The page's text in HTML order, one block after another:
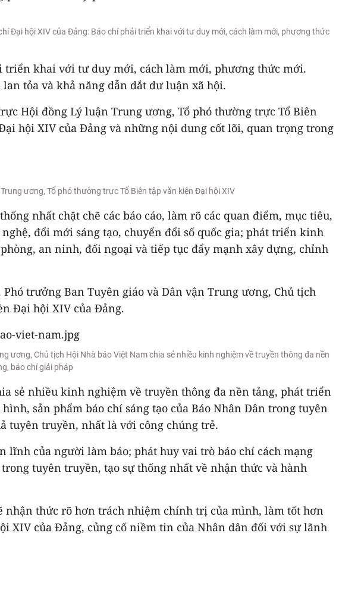
Đại hội XIV của Đảng: Báo chí phải triển khai với tư duy mới, cách làm mới, phương thức
triển khai với tư duy mới, cách làm mới, phương thức mới.
tỏa và khả năng dẫn dắt dư luận xã hội.
Hội đồng Lý luận Trung ương, Tổ phó thường trực Tổ Biên
hội XIV của Đảng và những nội dung cốt lõi, quan trọng trong
ương, Tổ phó thường trực Tổ Biên tập văn kiện Đại hội XIV
nhất chặt chẽ các báo cáo, làm rõ các quan điểm, mục tiêu,
đổi mới sáng tạo, chuyển đổi số quốc gia; phát triển kinh
an ninh, đối ngoại và tiếp tục đẩy mạnh xây dựng, chỉnh
trưởng Ban Tuyên giáo và Dân vận Trung ương, Chủ tịch
Đại hội XIV của Đảng.
ương, Chủ tịch Hội Nhà báo Việt Nam chia sẻ nhiều kinh nghiệm về truyền thông đa nền
báo chí giải pháp
sẻ nhiều kinh nghiệm về truyền thông đa nền tảng, phát triển
sản phẩm báo chí sáng tạo của Báo Nhân Dân trong tuyên
tuyên truyền, nhất là với công chúng trẻ.
của người làm báo; phát huy vai trò báo chí cách mạng
tuyên truyền, tạo sự thống nhất về nhận thức và hành
nhận thức rõ hơn trách nhiệm chính trị của mình, làm tốt hơn
XIV của Đảng, củng cố niềm tin của Nhân dân đối với sự lãnh